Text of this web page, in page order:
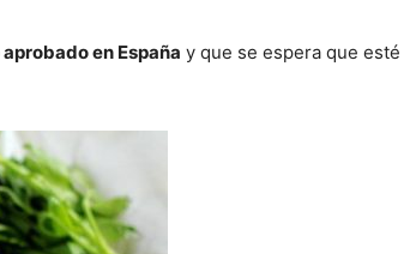
en España y que se espera que esté